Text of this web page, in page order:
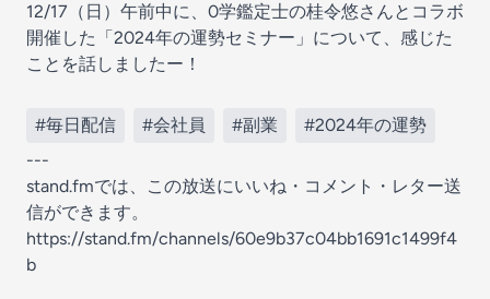
12/17（日）午前中に、0学鑑定士の桂令悠さんとコラボ
開催した「2024年の運勢セミナー」について、感じた
ことを話しましたー！
#毎日配信 #会社員 #副業
#2024年の運勢
---
stand.fmでは、この放送にいいね・コメント・レター送
信ができます。
https://stand.fm/channels/60e9b37c04bb1691c1499f4
b